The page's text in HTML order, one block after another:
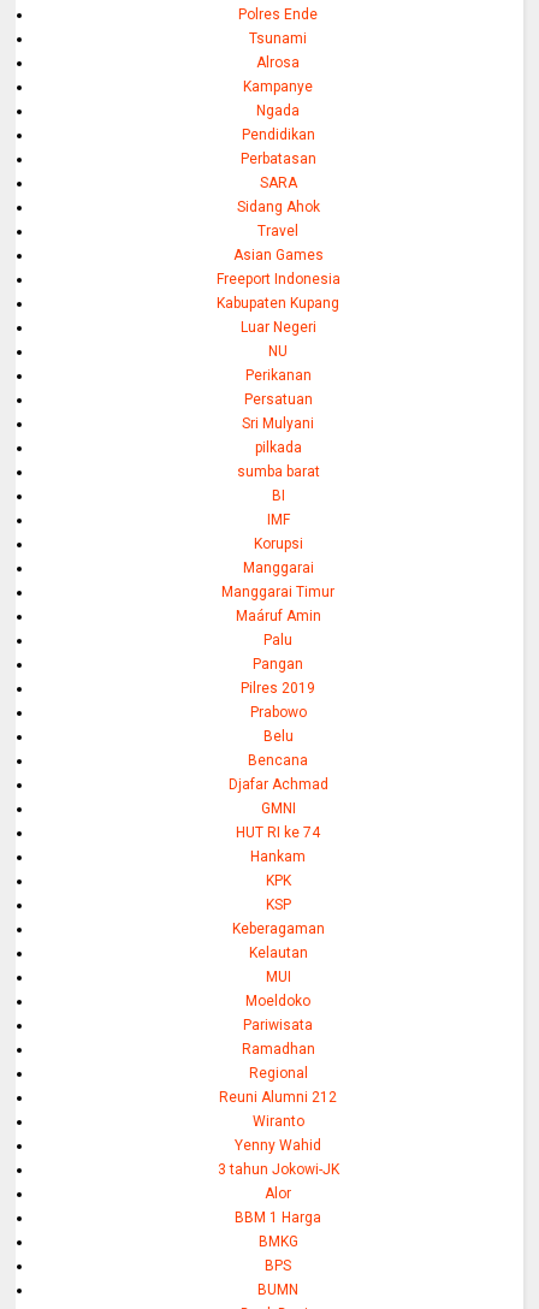
Polres Ende
Tsunami
Alrosa
Kampanye
Ngada
Pendidikan
Perbatasan
SARA
Sidang Ahok
Travel
Asian Games
Freeport Indonesia
Kabupaten Kupang
Luar Negeri
NU
Perikanan
Persatuan
Sri Mulyani
pilkada
sumba barat
BI
IMF
Korupsi
Manggarai
Manggarai Timur
Maáruf Amin
Palu
Pangan
Pilres 2019
Prabowo
Belu
Bencana
Djafar Achmad
GMNI
HUT RI ke 74
Hankam
KPK
KSP
Keberagaman
Kelautan
MUI
Moeldoko
Pariwisata
Ramadhan
Regional
Reuni Alumni 212
Wiranto
Yenny Wahid
3 tahun Jokowi-JK
Alor
BBM 1 Harga
BMKG
BPS
BUMN